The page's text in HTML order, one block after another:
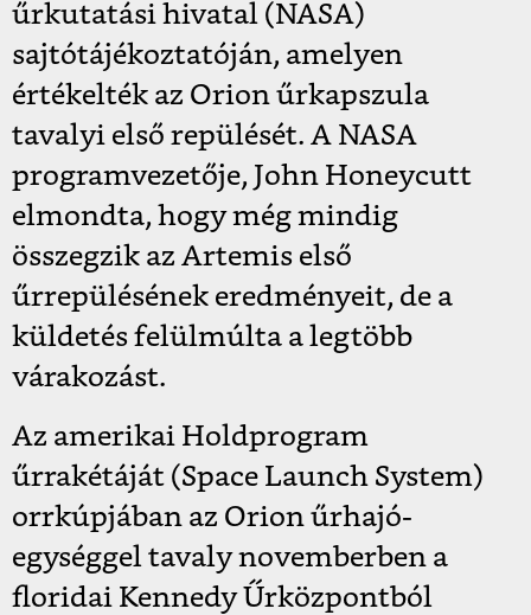
űrkutatási hivatal (NASA)
sajtótájékoztatóján, amelyen
értékelték az Orion űrkapszula
tavalyi első repülését. A NASA
programvezetője, John Honeycutt
elmondta, hogy még mindig
összegzik az Artemis első
űrrepülésének eredményeit, de a
küldetés felülmúlta a legtöbb
várakozást.
Az amerikai Holdprogram
űrrakétáját (Space Launch System)
orrkúpjában az Orion űrhajó-
egységgel tavaly novemberben a
floridai Kennedy Űrközpontból